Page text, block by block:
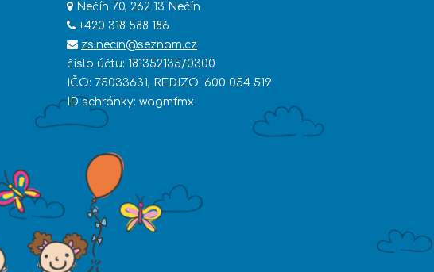
Nečín 70, 262 13 Nečín
+420 318 588 186
zs.necin@seznam.cz
číslo účtu: 181352135/0300
IČO: 75033631, REDIZO: 600 054 519
ID schránky: wagmfmx